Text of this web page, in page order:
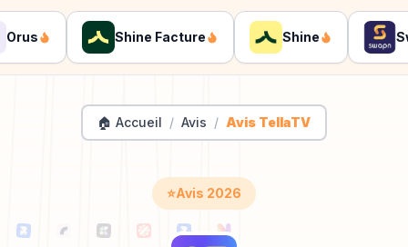
Shine Facture Shine
🏠 Accueil / Avis / Avis TellaTV
⭐Avis 2026